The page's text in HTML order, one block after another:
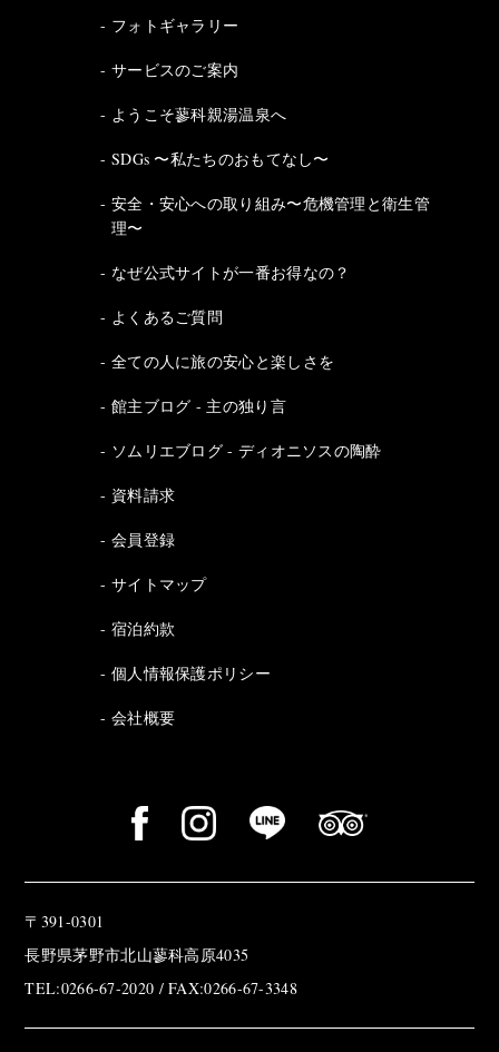
フォトギャラリー
サービスのご案内
ようこそ蓼科親湯温泉へ
SDGs 〜私たちのおもてなし〜
安全・安心への取り組み〜危機管理と衛生管
理〜
なぜ公式サイトが一番お得なの？
よくあるご質問
全ての人に旅の安心と楽しさを
館主ブログ - 主の独り言
ソムリエブログ - ディオニソスの陶酔
資料請求
会員登録
サイトマップ
宿泊約款
個人情報保護ポリシー
会社概要
〒391-0301
長野県茅野市北山蓼科高原4035
TEL:0266-67-2020 / FAX:0266-67-3348